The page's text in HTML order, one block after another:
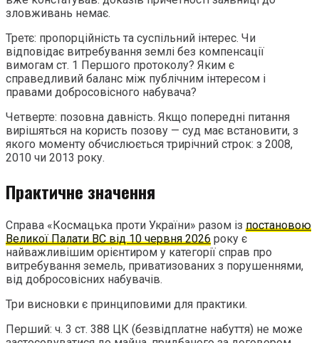
зловживань немає.
Третє: пропорційність та суспільний інтерес. Чи
відповідає витребування землі без компенсації
вимогам ст. 1 Першого протоколу? Яким є
справедливий баланс між публічним інтересом і
правами добросовісного набувача?
Четверте: позовна давність. Якщо попередні питання
вирішяться на користь позову — суд має встановити, з
якого моменту обчислюється трирічний строк: з 2008,
2010 чи 2013 року.
Практичне значення
Справа «Космацька проти України» разом із постановою
Великої Палати ВС від 10 червня 2026 року є
найважливішим орієнтиром у категорії справ про
витребування земель, приватизованих з порушеннями,
від добросовісних набувачів.
Три висновки є принциповими для практики.
Перший: ч. 3 ст. 388 ЦК (безвідплатне набуття) не може